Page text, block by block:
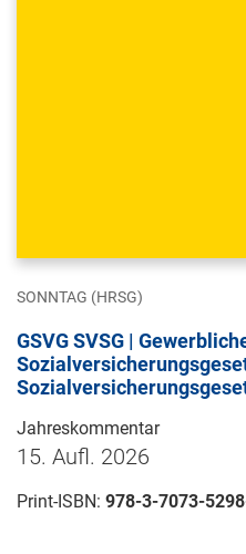
SONNTAG (HRSG)
GSVG SVSG |
Jahreskommentar
15. Aufl. 2026
Print-ISBN: 978-3-7073-